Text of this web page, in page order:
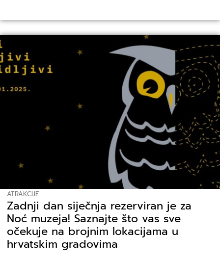
ATRAKCIJE
Zadnji dan siječnja rezerviran je za
Noć muzeja! Saznajte što vas sve
očekuje na brojnim lokacijama u
hrvatskim gradovima